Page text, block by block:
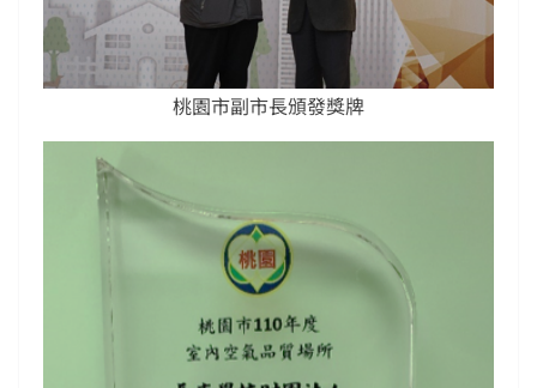
桃園市副市長頒發獎牌